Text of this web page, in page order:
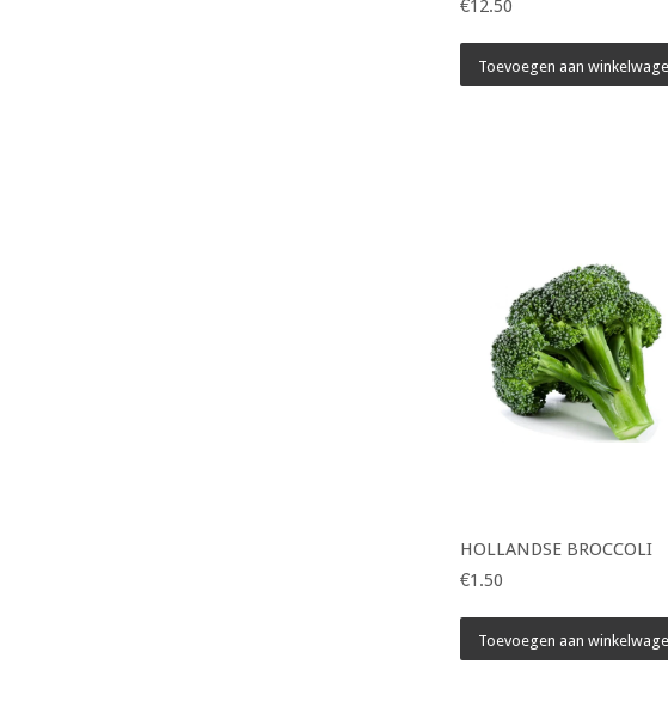
€12.50
Toevoegen aan
HOLLANDSE BROCCOLI
€1.50
Toevoegen aan